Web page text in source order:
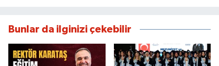
Bunlar da ilginizi çekebilir